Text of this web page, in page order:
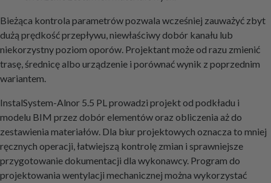
Bieżąca kontrola parametrów pozwala wcześniej zauważyć zbyt
dużą prędkość przepływu, niewłaściwy dobór kanału lub
niekorzystny poziom oporów. Projektant może od razu zmienić
trasę, średnicę albo urządzenie i porównać wynik z poprzednim
wariantem.
InstalSystem-Alnor 5.5 PL prowadzi projekt od podkładu i
modelu BIM przez dobór elementów oraz obliczenia aż do
zestawienia materiałów. Dla biur projektowych oznacza to mniej
ręcznych operacji, łatwiejszą kontrolę zmian i sprawniejsze
przygotowanie dokumentacji dla wykonawcy. Program do
projektowania wentylacji mechanicznej można wykorzystać